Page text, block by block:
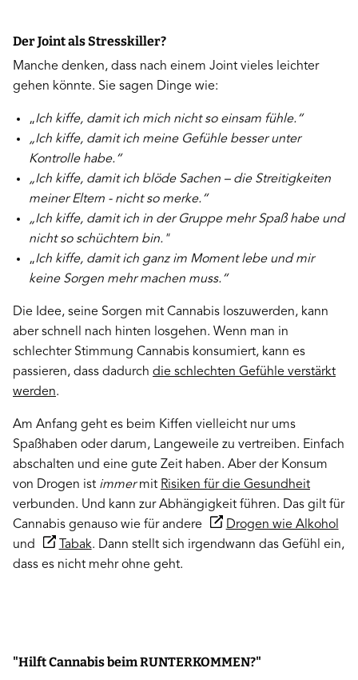
Der Joint als Stresskiller?
Manche denken, dass nach einem Joint vieles leichter
gehen könnte. Sie sagen Dinge wie:
„Ich kiffe, damit ich mich nicht so einsam fühle.“
„Ich kiffe, damit ich meine Gefühle besser unter
Kontrolle habe.“
„Ich kiffe, damit ich blöde Sachen – die Streitigkeiten
meiner Eltern - nicht so merke.“
„Ich kiffe, damit ich in der Gruppe mehr Spaß habe und
nicht so schüchtern bin."
„Ich kiffe, damit ich ganz im Moment lebe und mir
keine Sorgen mehr machen muss.“
Die Idee, seine Sorgen mit Cannabis loszuwerden, kann
aber schnell nach hinten losgehen. Wenn man in
schlechter Stimmung Cannabis konsumiert, kann es
passieren, dass dadurch die schlechten Gefühle verstärkt
werden.
Am Anfang geht es beim Kiffen vielleicht nur ums
Spaßhaben oder darum, Langeweile zu vertreiben. Einfach
abschalten und eine gute Zeit haben. Aber der Konsum
von Drogen ist immermit Risiken für die Gesundheit
verbunden. Und kann zur Abhängigkeit führen. Das gilt für
Cannabis genauso wie für andere
Drogen wie Alkohol
und
Tabak. Dann stellt sich irgendwann das Gefühl ein,
dass es nicht mehr ohne geht.
"Hilft Cannabis beim RUNTERKOMMEN?"